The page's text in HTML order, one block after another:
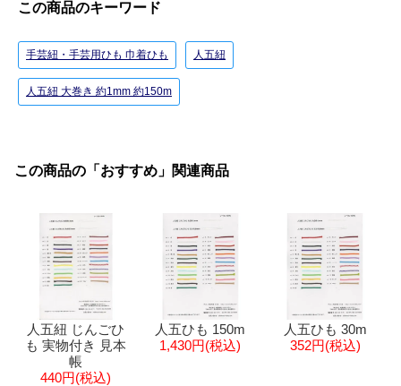
この商品のキーワード
手芸紐・手芸用ひも 巾着ひも 人五紐
人五紐 大巻き 約1mm 約150m
この商品の「おすすめ」関連商品
人五紐 じんごひ
も 実物付き 見本
帳
440円(税込)
人五ひも 150m
1,430円(税込)
人五ひも 30m
352円(税込)